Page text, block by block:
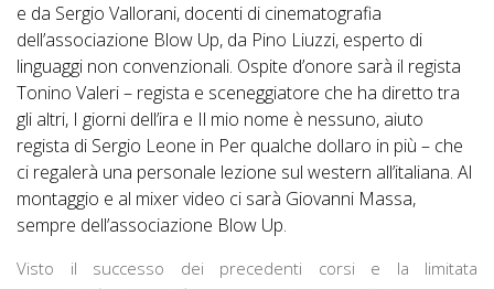
e da Sergio Vallorani, docenti di cinematografia
dell’associazione Blow Up, da Pino Liuzzi, esperto di
linguaggi non convenzionali. Ospite d’onore sarà il regista
Tonino Valeri – regista e sceneggiatore che ha diretto tra
gli altri, I giorni dell’ira e Il mio nome è nessuno, aiuto
regista di Sergio Leone in Per qualche dollaro in più – che
ci regalerà una personale lezione sul western all’italiana. Al
montaggio e al mixer video ci sarà Giovanni Massa,
sempre dell’associazione Blow Up.
Visto il successo dei precedenti corsi e la limitata